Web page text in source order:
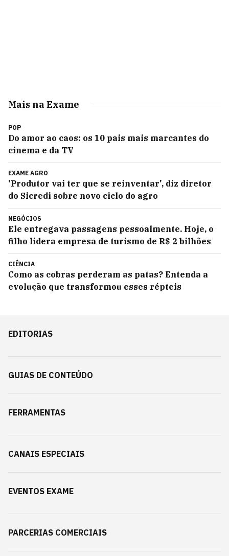
Mais na Exame
POP
Do amor ao caos: os 10 pais mais marcantes do
cinema e da TV
EXAME AGRO
'Produtor vai ter que se reinventar', diz diretor
do Sicredi sobre novo ciclo do agro
NEGÓCIOS
Ele entregava passagens pessoalmente. Hoje, o
filho lidera empresa de turismo de R$ 2 bilhões
CIÊNCIA
Como as cobras perderam as patas? Entenda a
evolução que transformou esses répteis
EDITORIAS
GUIAS DE CONTEÚDO
FERRAMENTAS
CANAIS ESPECIAIS
EVENTOS EXAME
PARCERIAS COMERCIAIS